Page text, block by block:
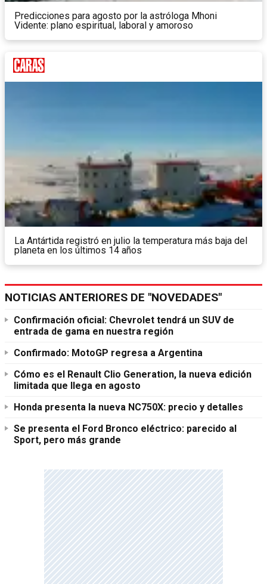
Predicciones para agosto por la astróloga Mhoni
Vidente: plano espiritual, laboral y amoroso
La Antártida registró en julio la temperatura más baja del
planeta en los últimos 14 años
NOTICIAS ANTERIORES DE "NOVEDADES"
Confirmación oficial: Chevrolet tendrá un SUV de
entrada de gama en nuestra región
Confirmado: MotoGP regresa a Argentina
Cómo es el Renault Clio Generation, la nueva edición
limitada que llega en agosto
Honda presenta la nueva NC750X: precio y detalles
Se presenta el Ford Bronco eléctrico: parecido al
Sport, pero más grande